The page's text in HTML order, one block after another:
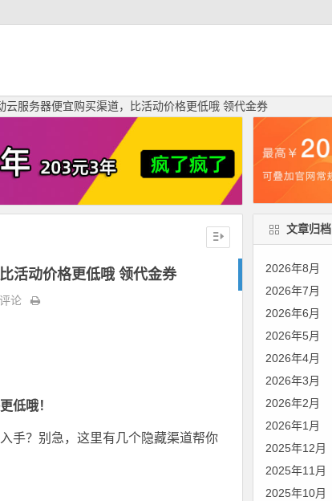
云服务器便宜购买渠道，比活动价格更低哦 领代金券
活动价格更低哦 领代金券
论
低哦！
手？别急，这里有几个隐藏渠道帮你
文章归档
2026年8月
2026年7月
2026年6月
2026年5月
2026年4月
2026年3月
2026年2月
2026年1月
2025年12月
2025年11月
2025年10月